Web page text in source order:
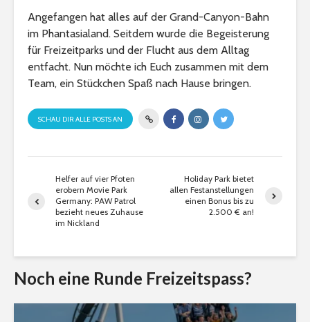
Angefangen hat alles auf der Grand-Canyon-Bahn
im Phantasialand. Seitdem wurde die Begeisterung
für Freizeitparks und der Flucht aus dem Alltag
entfacht. Nun möchte ich Euch zusammen mit dem
Team, ein Stückchen Spaß nach Hause bringen.
SCHAU DIR ALLE POSTS AN
Helfer auf vier Pfoten
erobern Movie Park
Germany: PAW Patrol
bezieht neues Zuhause
im Nickland
Holiday Park bietet
allen Festanstellungen
einen Bonus bis zu
2.500 € an!
Noch eine Runde Freizeitspass?